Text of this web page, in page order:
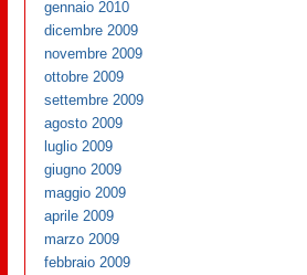
gennaio 2010
dicembre 2009
novembre 2009
ottobre 2009
settembre 2009
agosto 2009
luglio 2009
giugno 2009
maggio 2009
aprile 2009
marzo 2009
febbraio 2009